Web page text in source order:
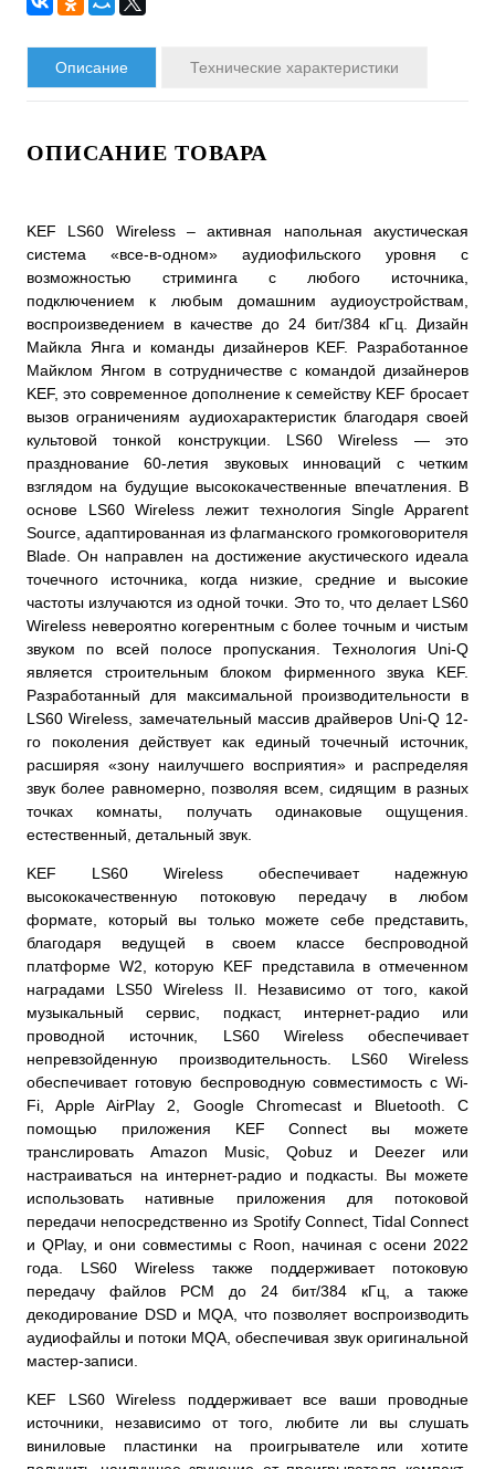
Описание Технические характеристики
ОПИСАНИЕ ТОВАРА
KEF LS60 Wireless – активная напольная акустическая
система «все-в-одном» аудиофильского уровня с
возможностью стриминга с любого источника,
подключением к любым домашним аудиоустройствам,
воспроизведением в качестве до 24 бит/384 кГц. Дизайн
Майкла Янга и команды дизайнеров KEF. Разработанное
Майклом Янгом в сотрудничестве с командой дизайнеров
KEF, это современное дополнение к семейству KEF бросает
вызов ограничениям аудиохарактеристик благодаря своей
культовой тонкой конструкции. LS60 Wireless — это
празднование 60-летия звуковых инноваций с четким
взглядом на будущие высококачественные впечатления. В
основе LS60 Wireless лежит технология Single Apparent
Source, адаптированная из флагманского громкоговорителя
Blade. Он направлен на достижение акустического идеала
точечного источника, когда низкие, средние и высокие
частоты излучаются из одной точки. Это то, что делает LS60
Wireless невероятно когерентным с более точным и чистым
звуком по всей полосе пропускания. Технология Uni-Q
является строительным блоком фирменного звука KEF.
Разработанный для максимальной производительности в
LS60 Wireless, замечательный массив драйверов Uni-Q 12-
го поколения действует как единый точечный источник,
расширяя «зону наилучшего восприятия» и распределяя
звук более равномерно, позволяя всем, сидящим в разных
точках комнаты, получать одинаковые ощущения.
естественный, детальный звук.
KEF LS60 Wireless обеспечивает надежную
высококачественную потоковую передачу в любом
формате, который вы только можете себе представить,
благодаря ведущей в своем классе беспроводной
платформе W2, которую KEF представила в отмеченном
наградами LS50 Wireless II. Независимо от того, какой
музыкальный сервис, подкаст, интернет-радио или
проводной источник, LS60 Wireless обеспечивает
непревзойденную производительность. LS60 Wireless
обеспечивает готовую беспроводную совместимость с Wi-
Fi, Apple AirPlay 2, Google Chromecast и Bluetooth. С
помощью приложения KEF Connect вы можете
транслировать Amazon Music, Qobuz и Deezer или
настраиваться на интернет-радио и подкасты. Вы можете
использовать нативные приложения для потоковой
передачи непосредственно из Spotify Connect, Tidal Connect
и QPlay, и они совместимы с Roon, начиная с осени 2022
года. LS60 Wireless также поддерживает потоковую
передачу файлов PCM до 24 бит/384 кГц, а также
декодирование DSD и MQA, что позволяет воспроизводить
аудиофайлы и потоки MQA, обеспечивая звук оригинальной
мастер-записи.
KEF LS60 Wireless поддерживает все ваши проводные
источники, независимо от того, любите ли вы слушать
виниловые пластинки на проигрывателе или хотите